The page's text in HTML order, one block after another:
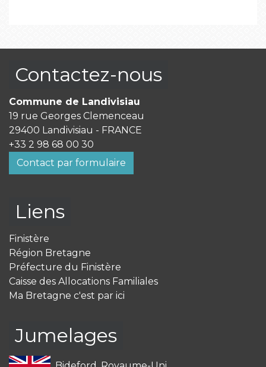
Contactez-nous
Commune de Landivisiau
19 rue Georges Clemenceau
29400 Landivisiau - FRANCE
+33 2 98 68 00 30
Contact par formulaire
Liens
Finistère
Région Bretagne
Préfecture du Finistère
Caisse des Allocations Familiales
Ma Bretagne c'est par ici
Jumelages